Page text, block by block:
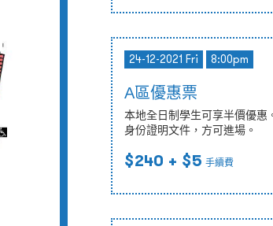
24-12-2021 Fri 8:00pm
A區優惠票
本地全日制學生可享半價優惠
身份證明文件，方可進場。
$240 + $5 手續費